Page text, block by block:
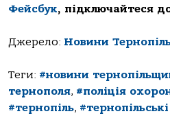
Фейсбук, підключайтеся
Джерело: Новини
Теги: #новини
тернополя, #поліція
#тернопіль,